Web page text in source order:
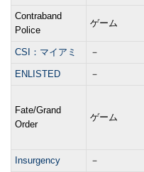
Contraband
Police
ゲーム
CSI：マイアミ －
ENLISTED －
Fate/Grand
Order
ゲーム
Insurgency －